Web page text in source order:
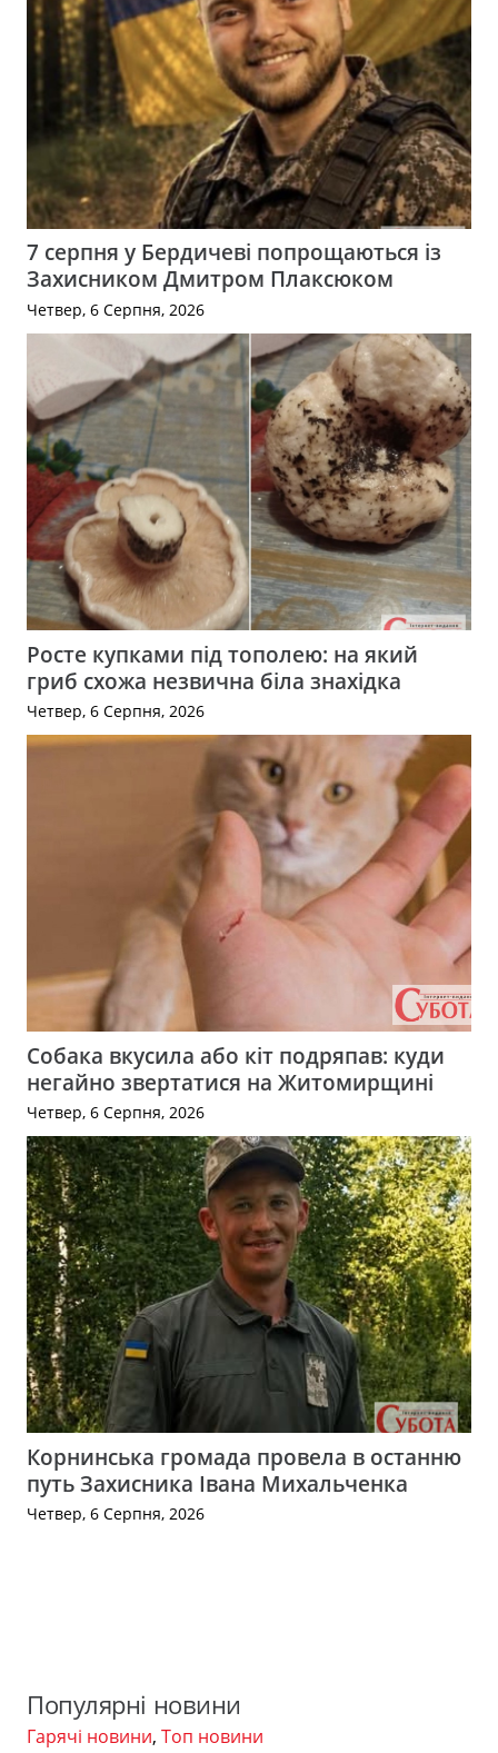
7 серпня у Бердичеві попрощаються із
Захисником Дмитром Плаксюком
Четвер, 6 Серпня, 2026
Росте купками під тополею: на який
гриб схожа незвична біла знахідка
Четвер, 6 Серпня, 2026
Собака вкусила або кіт подряпав: куди
негайно звертатися на Житомирщині
Четвер, 6 Серпня, 2026
Корнинська громада провела в останню
путь Захисника Івана Михальченка
Четвер, 6 Серпня, 2026
Популярні новини
Гарячі новини, Топ новини